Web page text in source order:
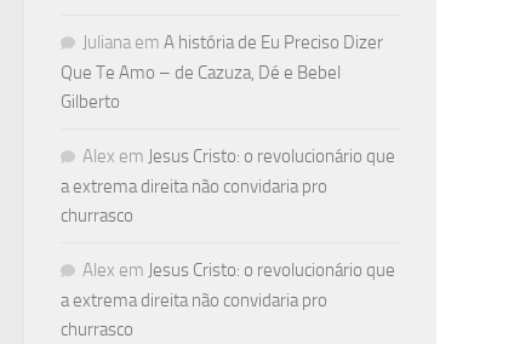
Juliana em A história de Eu Preciso Dizer
Que Te Amo – de Cazuza, Dé e Bebel
Gilberto
Alex em Jesus Cristo: o revolucionário que
a extrema direita não convidaria pro
churrasco
Alex em Jesus Cristo: o revolucionário que
a extrema direita não convidaria pro
churrasco